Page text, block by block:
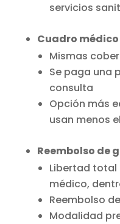
servicios
Cuadro
Mismas
Se paga una
consulta
Opción más
usan menos
Reembolso de
Libertad total
médico,
Reembolso
Modalidad